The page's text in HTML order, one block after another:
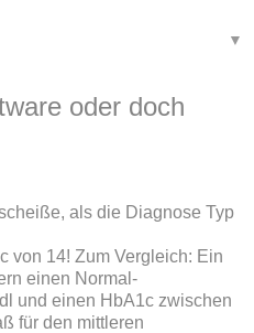
▼
oder doch
als die Diagnose Typ
von 14! Zum Vergleich: Ein
einen Normal-
und einen HbA1c zwischen
für den mittleren